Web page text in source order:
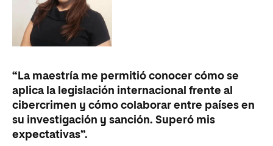
“La maestría me permitió conocer cómo se
aplica la legislación internacional frente al
cibercrimen y cómo colaborar entre países en
su investigación y sanción. Superó mis
expectativas”.